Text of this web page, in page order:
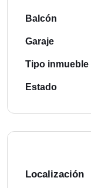
Balcón
Garaje
Tipo inmueble
Estado
Localización